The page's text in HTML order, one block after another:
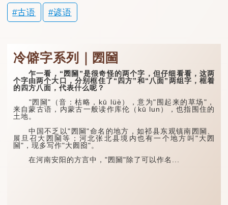
古语 谚语
冷僻字系列｜圐圙
乍一看，“圐圙”是很奇怪的两个字，但仔细看看，这两
个字由两个大口，分别框住了“四方”和“八面”两组字，框着
的四方八面，代表什么呢？
"圐圙"（音：枯略，kū lüè），意为"围起来的草场"，
来自蒙古语，内蒙古一般读作库伦（kū lun），也指围住的
土地。
中国不乏以"圐圙"命名的地方，如祁县东观镇南圐圙、
展旦召大圐圙等；河北张北县境内也有一个地方叫"大圐
圙"，现多写作"大囫囵"。
在河南安阳的方言中，"圐圙"除了可以作名...